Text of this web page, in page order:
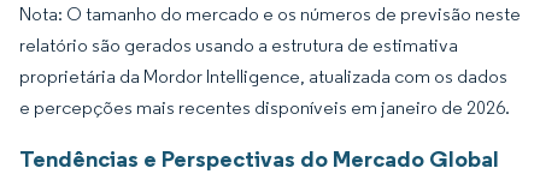
Nota: O tamanho do mercado e os números de previsão neste
relatório são gerados usando a estrutura de estimativa
proprietária da Mordor Intelligence, atualizada com os dados
e percepções mais recentes disponíveis em janeiro de 2026.
Tendências e Perspectivas do Mercado Global